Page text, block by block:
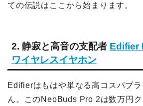
ての伝説はここから始まります。
2. 静寂と高音の支配者 Edifier
ワイヤレスイヤホン
Edifierはもはや単なる高コスパブ
ん。このNeoBuds Pro 2は数万円